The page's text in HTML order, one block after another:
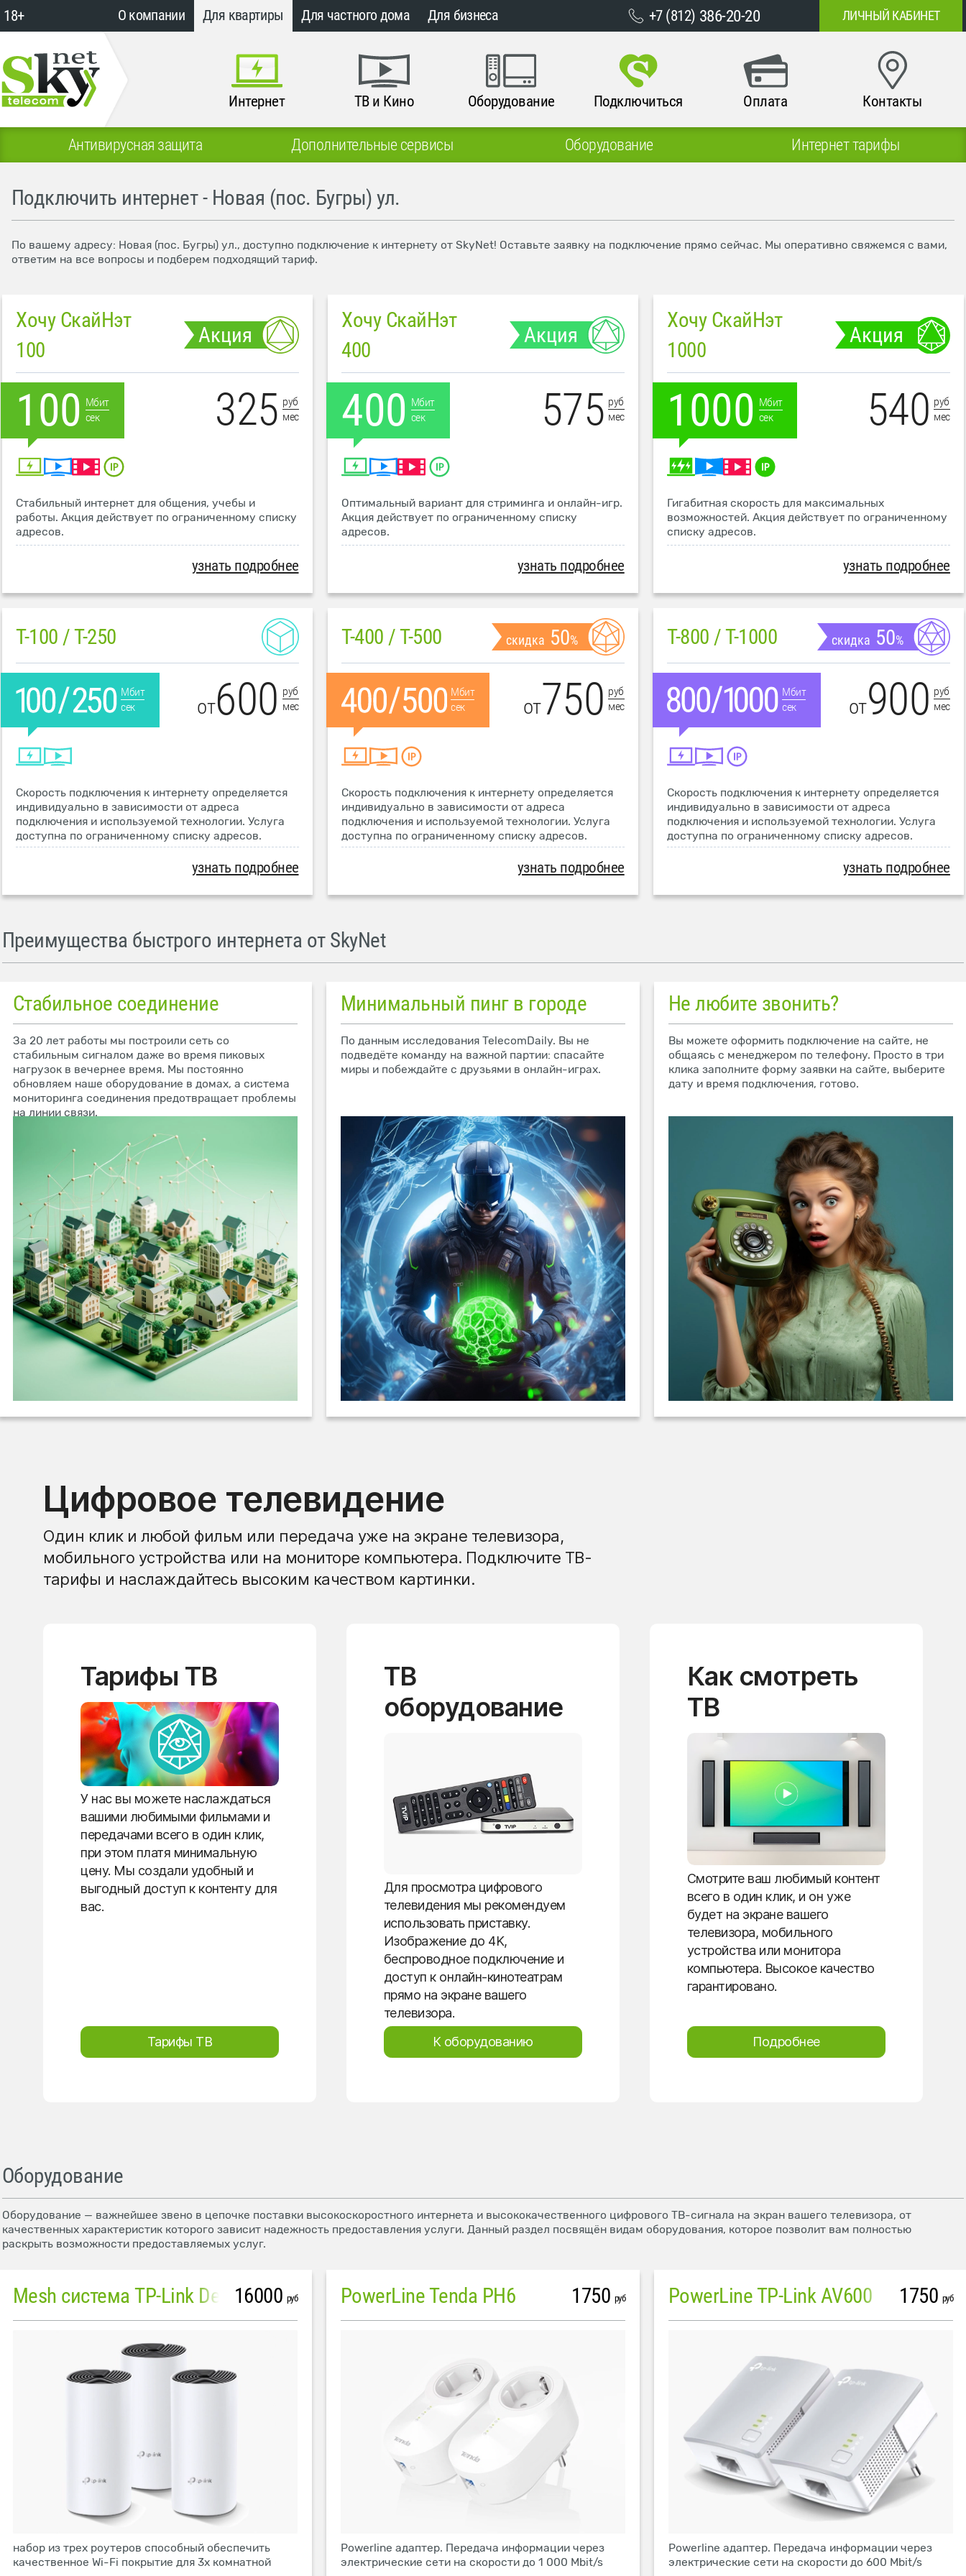
18+ О компании Для квартиры Для частного дома Для бизнеса +7 (812) 386-20-20 ЛИЧНЫЙ КАБИНЕТ
Интернет ТВ и Кино Оборудование Подключиться Оплата Контакты
Антивирусная защита Дополнительные сервисы Оборудование Интернет тарифы
Подключить интернет - Новая (пос. Бугры) ул.
По вашему адресу: Новая (пос. Бугры) ул., доступно подключение к интернету от SkyNet! Оставьте заявку на подключение прямо сейчас. Мы оперативно свяжемся с вами,
ответим на все вопросы и подберем подходящий тариф.
Хочу СкайНэт
100
Акция
100 Мбит
сек
325 руб
мес
Стабильный интернет для общения, учебы и
работы. Акция действует по ограниченному списку
адресов.
узнать подробнее
Хочу СкайНэт
400
Акция
400 Мбит
сек
575 руб
мес
Оптимальный вариант для стриминга и онлайн-игр.
Акция действует по ограниченному списку
адресов.
узнать подробнее
Хочу СкайНэт
1000
Акция
1000 Мбит
сек
540 руб
мес
Гигабитная скорость для максимальных
возможностей. Акция действует по ограниченному
списку адресов.
узнать подробнее
T-100 / T-250
Мбит
сек
от600 руб
мес
Скорость подключения к интернету определяется
индивидуально в зависимости от адреса
подключения и используемой технологии. Услуга
доступна по ограниченному списку адресов.
узнать подробнее
T-400 / T-500 скидка 50%
Мбит
сек
от750 руб
мес
Скорость подключения к интернету определяется
индивидуально в зависимости от адреса
подключения и используемой технологии. Услуга
доступна по ограниченному списку адресов.
узнать подробнее
T-800 / T-1000 скидка 50%
Мбит
сек
от900 руб
мес
Скорость подключения к интернету определяется
индивидуально в зависимости от адреса
подключения и используемой технологии. Услуга
доступна по ограниченному списку адресов.
узнать подробнее
Преимущества быстрого интернета от SkyNet
Стабильное соединение
За 20 лет работы мы построили сеть со
стабильным сигналом даже во время пиковых
нагрузок в вечернее время. Мы постоянно
обновляем наше оборудование в домах, а система
мониторинга соединения предотвращает проблемы
на линии связи.
Минимальный пинг в городе
По данным исследования TelecomDaily. Вы не
подведёте команду на важной партии: спасайте
миры и побеждайте с друзьями в онлайн-играх.
Не любите звонить?
Вы можете оформить подключение на сайте, не
общаясь с менеджером по телефону. Просто в три
клика заполните форму заявки на сайте, выберите
дату и время подключения, готово.
Цифровое телевидение
Один клик и любой фильм или передача уже на экране телевизора,
мобильного устройства или на мониторе компьютера. Подключите ТВ-
тарифы и наслаждайтесь высоким качеством картинки.
Тарифы ТВ
У нас вы можете наслаждаться
вашими любимыми фильмами и
передачами всего в один клик,
при этом платя минимальную
цену. Мы создали удобный и
выгодный доступ к контенту для
вас.
Тарифы ТВ
ТВ
оборудование
Для просмотра цифрового
телевидения мы рекомендуем
использовать приставку.
Изображение до 4K,
беспроводное подключение и
доступ к онлайн-кинотеатрам
прямо на экране вашего
телевизора.
К оборудованию
Как смотреть
ТВ
Смотрите ваш любимый контент
всего в один клик, и он уже
будет на экране вашего
телевизора, мобильного
устройства или монитора
компьютера. Высокое качество
гарантировано.
Подробнее
Оборудование
Оборудование — важнейшее звено в цепочке поставки высокоскоростного интернета и высококачественного цифрового ТВ-сигнала на экран вашего телевизора, от
качественных характеристик которого зависит надежность предоставления услуги. Данный раздел посвящён видам оборудования, которое позволит вам полностью
раскрыть возможности предоставляемых услуг.
Mesh система TP-Link Deco M4 (3 устройства)
16000 руб
набор из трех роутеров способный обеспечить
качественное Wi-Fi покрытие для 3х комнатной
PowerLine Tenda PH6 1750 руб
Powerline адаптер. Передача информации через
электрические сети на скорости до 1 000 Mbit/s
PowerLine TP-Link AV600 1750 руб
Powerline адаптер. Передача информации через
электрические сети на скорости до 600 Mbit/s